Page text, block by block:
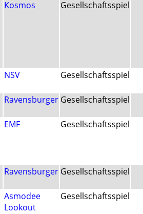
Kosmos Gesellschaftsspiel
NSV Gesellschaftsspiel
Ravensburger Gesellschaftsspiel
EMF Gesellschaftsspiel
Ravensburger Gesellschaftsspiel
Asmodee
Lookout
Gesellschaftsspiel